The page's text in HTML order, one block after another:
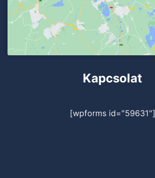
Kapcsolat
[wpforms id="59631"]